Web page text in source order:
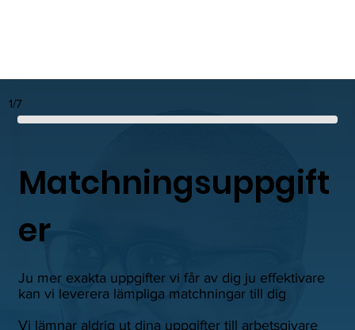
1/7
Matchningsuppgift
er
Ju mer exakta uppgifter vi får av dig ju effektivare
kan vi leverera lämpliga matchningar till dig
Vi lämnar aldrig ut dina uppgifter till arbetsgivare